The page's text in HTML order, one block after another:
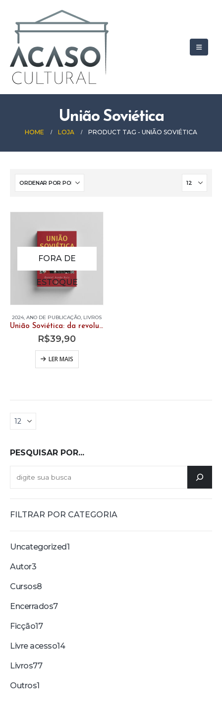
União Soviética
HOME LOJA PRODUCT TAG - UNIÃO SOVIÉTICA
FORA DE
ESTOQUE
2024, ANO DE PUBLICAÇÃO, LIVROS
União Soviética: da revolução ao fim do comunismo
R$39,90
LER MAIS
PESQUISAR POR...
FILTRAR POR CATEGORIA
Uncategorized1
Autor3
Cursos8
Encerrados7
Ficção17
Livre acesso14
Livros77
Outros1